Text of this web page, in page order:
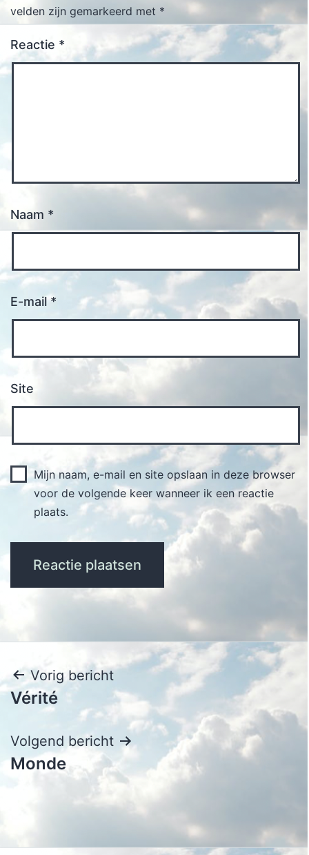
velden zijn gemarkeerd met *
Reactie *
Naam *
E-mail*
Site
Mijn naam, e-mail en site opslaan in deze browser
voor de volgende keer wanneer ik een reactie
plaats.
Bericht
navigatie
Vorig bericht
Vérité
Volgend bericht
Monde